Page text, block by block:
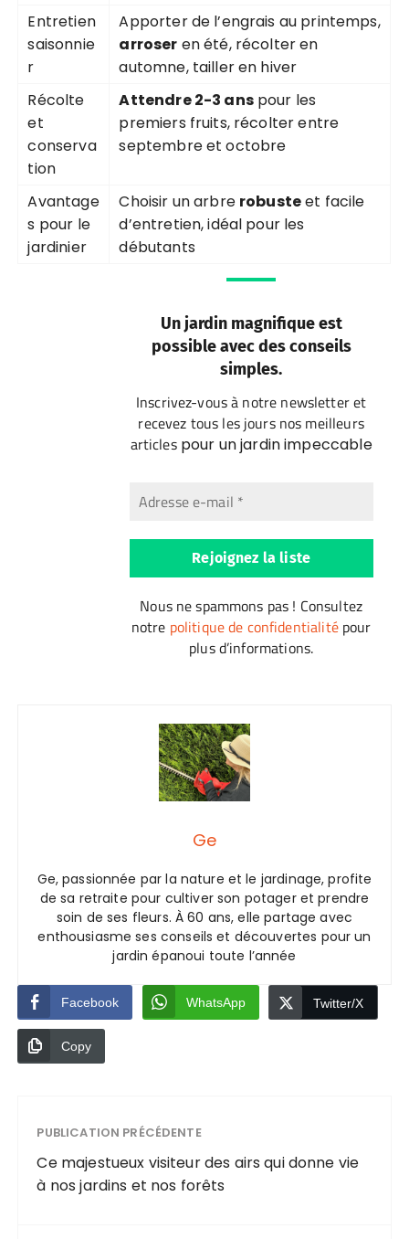
Entretien
saisonnie
r
Apporter de l’engrais au printemps,
arroser en été, récolter en
automne, tailler en hiver
Récolte
et
conserva
tion
Attendre 2-3 anspour les
premiers fruits, récolter entre
septembre et octobre
Avantage
s pour le
jardinier
Choisir un arbre robusteet facile
d’entretien, idéal pour les
débutants
Un jardin magnifique est
possible avec des conseils
simples.
Inscrivez-vous à notre newsletter et
recevez tous les jours nos meilleurs
articlespour un jardin impeccable
Nous ne spammons pas ! Consultez
notre politique de confidentialitépour
plus d’informations.
Ge
Ge, passionnée par la nature et le jardinage, profite
de sa retraite pour cultiver son potager et prendre
soin de ses fleurs. À 60 ans, elle partage avec
enthousiasme ses conseils et découvertes pour un
jardin épanoui toute l’année
Facebook WhatsApp Twitter/X
Copy
PUBLICATION PRÉCÉDENTE
Ce majestueux visiteur des airs qui donne vie
à nos jardins et nos forêts